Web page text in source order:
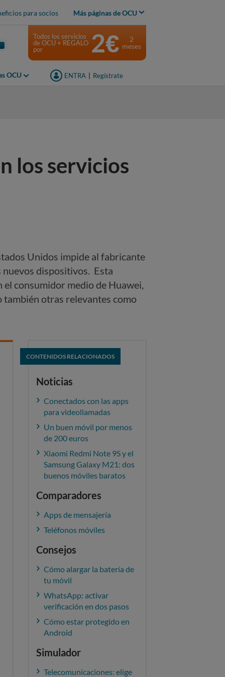
para socios Más páginas de OCU
OCU ENTRA Regístrate
Todos los servicios
de OCU + REGALO
por
2€
2
meses
los servicios
Unidos impide al fabricante
nuevos dispositivos. Esta
el consumidor medio de Huawei,
también otras relevantes como
CONTENIDOS RELACIONADOS
Noticias
Conectados con las apps
para videollamadas
Un buen móvil por menos
de 200 euros
Xiaomi Redmi Note 9S y el
Samsung Galaxy M21: dos
buenos móviles baratos
Comparadores
Apps de mensajería
Teléfonos móviles
Consejos
Cómo alargar la batería de
tu móvil
WhatsApp: activar
verificación en dos pasos
Cómo estar protegido en
Android
Simulador
Telecomunicaciones: elige